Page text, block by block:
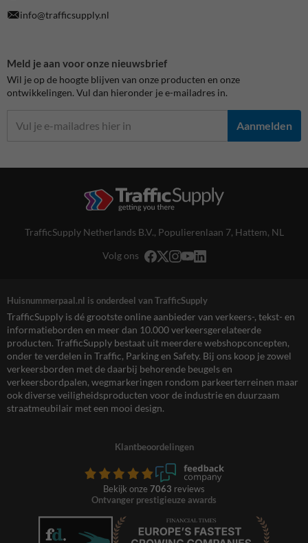
info@trafficsupply.nl
Meld je aan voor onze nieuwsbrief
Wil je op de hoogte blijven van onze producten en onze
ontwikkelingen. Vul dan hieronder je e-mailadres in.
Aanmelden
TrafficSupply Netherlands B.V., Populierenlaan 7, Hattem, NL
Volg ons
Huisnummerpaal.nl is onderdeel van TrafficSupply
TrafficSupply is dé grootste online aanbieder van verkeers-, tekst- en
informatieborden en meer dan 10.000 verkeersgerelateerde
producten. TrafficSupply bestaat uit meerdere webshopconcepten,
onder te verdelen in Traffic, Parking en Safety. Bij ons koop je zowel
verkeersborden met de daarbij behorende beugels en
verkeersbordpalen, wegmarkeringen rondom parkeerterreinen maar
ook diverse veiligheidsproducten voor de industrie en duurzaam
straatmeubilair met een mooi design.
Klantbeoordelingen
Bekijk onze 7063 reviews
Ontvanger prestigieuze awards